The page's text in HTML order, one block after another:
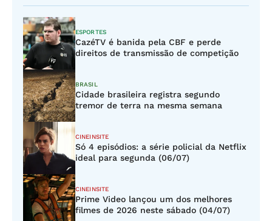
ESPORTES
CazéTV é banida pela CBF e perde
direitos de transmissão de competição
BRASIL
Cidade brasileira registra segundo
tremor de terra na mesma semana
CINEINSITE
Só 4 episódios: a série policial da Netflix
ideal para segunda (06/07)
CINEINSITE
Prime Video lançou um dos melhores
filmes de 2026 neste sábado (04/07)